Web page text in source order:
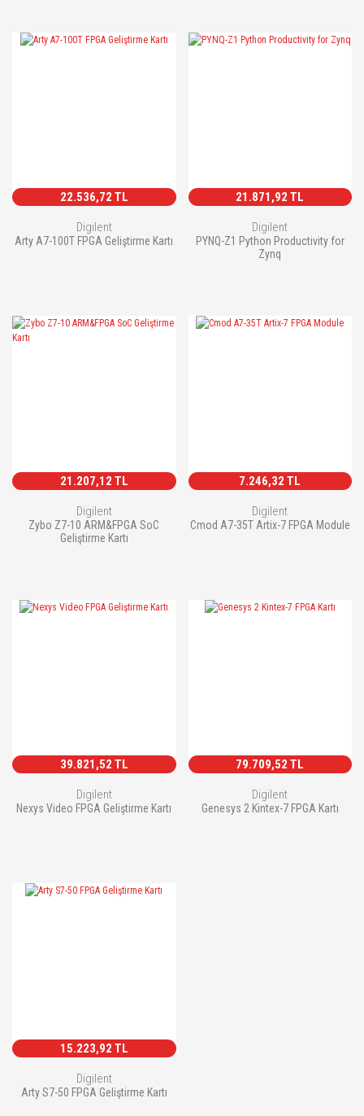
22.536,72 TL
Digilent
Arty A7-100T FPGA Geliştirme Kartı
21.871,92 TL
Digilent
PYNQ-Z1 Python Productivity for
Zynq
21.207,12 TL
Digilent
Zybo Z7-10 ARM&FPGA SoC
Geliştirme Kartı
7.246,32 TL
Digilent
Cmod A7-35T Artix-7 FPGA Module
39.821,52 TL
Digilent
Nexys Video FPGA Geliştirme Kartı
79.709,52 TL
Digilent
Genesys 2 Kintex-7 FPGA Kartı
15.223,92 TL
Digilent
Arty S7-50 FPGA Geliştirme Kartı